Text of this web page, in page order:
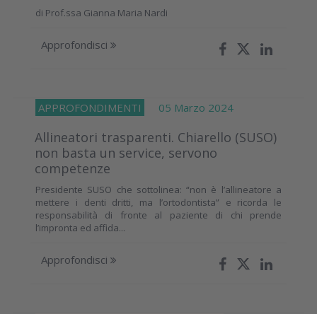
di Prof.ssa Gianna Maria Nardi
Approfondisci
APPROFONDIMENTI 05 Marzo 2024
Allineatori trasparenti. Chiarello (SUSO)
non basta un service, servono
competenze
Presidente SUSO che sottolinea: “non è l’allineatore a
mettere i denti dritti, ma l’ortodontista” e ricorda le
responsabilità di fronte al paziente di chi prende
l’impronta ed affida...
Approfondisci